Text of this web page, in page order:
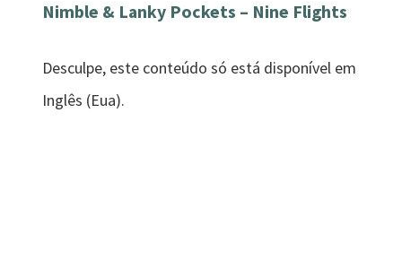
Nimble & Lanky Pockets – Nine Flights
Desculpe, este conteúdo só está disponível em
Inglês (Eua).